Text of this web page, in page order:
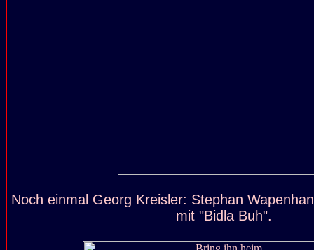
Noch einmal Georg Kreisler: Stephan
mit "Bidla Buh".